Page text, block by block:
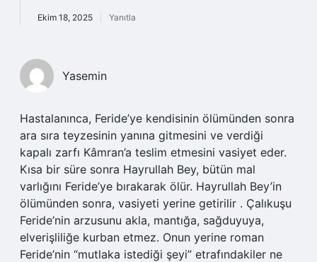
Ekim 18, 2025 Yanıtla
Yasemin
Hastalanınca, Feride’ye kendisinin ölümünden sonra
ara sıra teyzesinin yanına gitmesini ve verdiği
kapalı zarfı Kâmran’a teslim etmesini vasiyet eder.
Kısa bir süre sonra Hayrullah Bey, bütün mal
varlığını Feride’ye bırakarak ölür. Hayrullah Bey’in
ölümünden sonra, vasiyeti yerine getirilir . Çalıkuşu
Feride’nin arzusunu akla, mantığa, sağduyuya,
elverişliliğe kurban etmez. Onun yerine roman
Feride’nin “mutlaka istediği şeyi” etrafındakiler ne